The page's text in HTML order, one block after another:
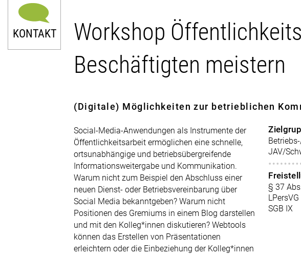
KONTAKT
E-Mail senden
Newsletter
Workshop
Beschäftigten meistern
(Digitale) Möglichkeiten zur betrieblichen
Social-Media-Anwendungen als Instrumente der
Öffentlichkeitsarbeit ermöglichen eine schnelle,
ortsunabhängige und betriebsübergreifende
Informationsweitergabe und Kommunikation.
Warum nicht zum Beispiel den Abschluss einer
neuen Dienst- oder Betriebsvereinbarung über
Social Media bekanntgeben? Warum nicht
Positionen des Gremiums in einem Blog darstellen
und mit den Kolleg*innen diskutieren? Webtools
können das Erstellen von Präsentationen
erleichtern oder die Einbeziehung der Kolleg*innen
JAV/
§ 37
SGB IX